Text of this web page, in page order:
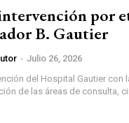
por
B. Gautier
- Julio 26, 2026
del Hospital Gautier con
de las áreas de consulta,